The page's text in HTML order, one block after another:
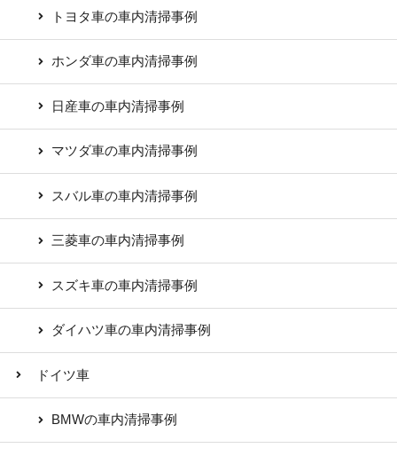
トヨタ車の車内清掃事例
ホンダ車の車内清掃事例
日産車の車内清掃事例
マツダ車の車内清掃事例
スバル車の車内清掃事例
三菱車の車内清掃事例
スズキ車の車内清掃事例
ダイハツ車の車内清掃事例
ドイツ車
BMWの車内清掃事例